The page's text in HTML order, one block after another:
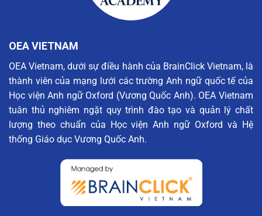
OEA VIETNAM
OEA Vietnam, dưới sự điều hành của BrainClick Vietnam, là
thành viên của mạng lưới các trường Anh ngữ quốc tế của
Học viện Anh ngữ Oxford (Vương Quốc Anh). OEA Vietnam
tuân thủ nghiêm ngặt quy trình đào tạo và quản lý chất
lượng theo chuẩn của Học viện Anh ngữ Oxford và Hệ
thống Giáo dục Vương Quốc Anh.